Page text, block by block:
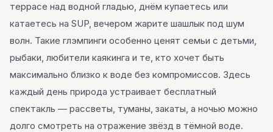
террасе над водной гладью, днём купаетесь или
катаетесь на SUP, вечером жарите шашлык под шум
волн. Такие глэмпинги особенно ценят семьи с детьми,
рыбаки, любители каякинга и те, кто хочет быть
максимально близко к воде без компромиссов. Здесь
каждый день природа устраивает бесплатный
спектакль — рассветы, туманы, закаты, а ночью можно
долго смотреть на отражение звёзд в тёмной воде.